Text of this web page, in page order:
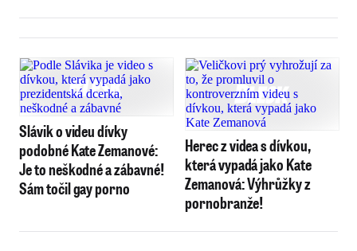
Slávik o videu dívky
podobné Kate Zemanové:
Je to neškodné a zábavné!
Sám točil gay porno
Herec z videa s dívkou,
která vypadá jako Kate
Zemanová: Výhrůžky z
pornobranže!